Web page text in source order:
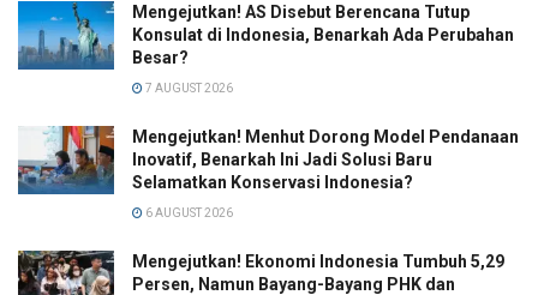
Mengejutkan! AS Disebut Berencana Tutup
Konsulat di Indonesia, Benarkah Ada Perubahan
Besar?
7 AUGUST 2026
Mengejutkan! Menhut Dorong Model Pendanaan
Inovatif, Benarkah Ini Jadi Solusi Baru
Selamatkan Konservasi Indonesia?
6 AUGUST 2026
Mengejutkan! Ekonomi Indonesia Tumbuh 5,29
Persen, Namun Bayang-Bayang PHK dan